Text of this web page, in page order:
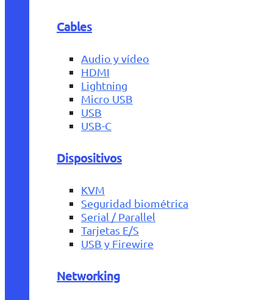
Cables
Audio y vídeo
HDMI
Lightning
Micro USB
USB
USB-C
Dispositivos
KVM
Seguridad biométrica
Serial / Parallel
Tarjetas E/S
USB y Firewire
Networking